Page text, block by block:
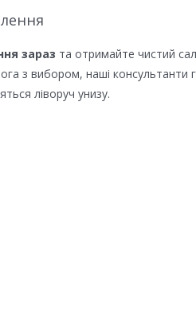
зараз та отримайте чистий
з вибором, наші консультанти
ліворуч унизу.